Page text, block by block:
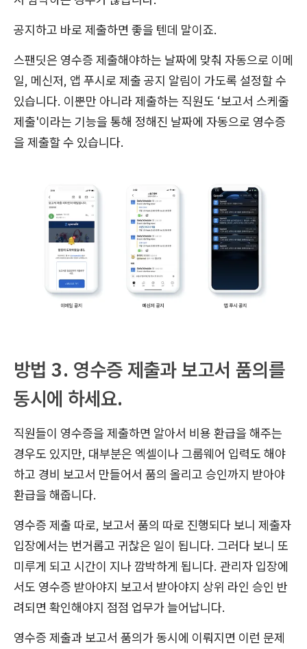
공지하고 바로 제출하면 좋을 텐데 말이죠.
스팬딧은 영수증 제출해야하는 날짜에 맞춰 자동으로 이메
일, 메신저, 앱 푸시로 제출 공지 알림이 가도록 설정할 수
있습니다. 이뿐만 아니라 제출하는 직원도 ‘보고서 스케줄
제출'이라는 기능을 통해 정해진 날짜에 자동으로 영수증
을 제출할 수 있습니다.
방법 3. 영수증 제출과 보고서 품의를
동시에 하세요.
직원들이 영수증을 제출하면 알아서 비용 환급을 해주는
경우도 있지만, 대부분은 엑셀이나 그룹웨어 입력도 해야
하고 경비 보고서 만들어서 품의 올리고 승인까지 받아야
환급을 해줍니다.
영수증 제출 따로, 보고서 품의 따로 진행되다 보니 제출자
입장에서는 번거롭고 귀찮은 일이 됩니다. 그러다 보니 또
미루게 되고 시간이 지나 깜박하게 됩니다. 관리자 입장에
서도 영수증 받아야지 보고서 받아야지 상위 라인 승인 반
려되면 확인해야지 점점 업무가 늘어납니다.
영수증 제출과 보고서 품의가 동시에 이뤄지면 이런 문제